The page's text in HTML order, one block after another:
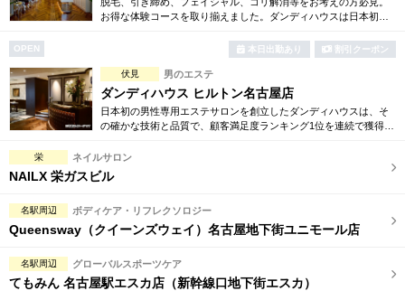
お得な体験コースを取り揃えました。ダンディハウスは日本初の
OPEN 本日出勤あり 割引クーポン
伏見 男のエステ
ダンディハウス ヒルトン名古屋店
日本初の男性専用エステサロンを創立したダンディハウスは、そ
の確かな技術と品質で、顧客満足度ランキング1位を連続で獲得。
多数ご用意しております。
栄 ネイルサロン
NAILX 栄ガスビル
名駅周辺 ボディケア・リフレクソロジー
Queensway（クイーンズウェイ）名古屋地下街ユニモール店
名駅周辺 グローバルスポーツケア
てもみん 名古屋駅エスカ店（新幹線口地下街エスカ）